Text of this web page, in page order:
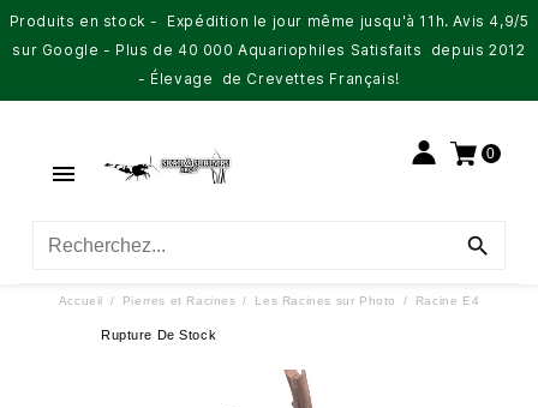
Produits en stock - Expédition le jour même jusqu'à 11h. Avis 4,9/5
sur Google - Plus de 40 000 Aquariophiles Satisfaits depuis 2012
- Élevage de Crevettes Français!

0

Accueil Pierres et Racines Les Racines sur Photo Racine E4
Rupture De Stock